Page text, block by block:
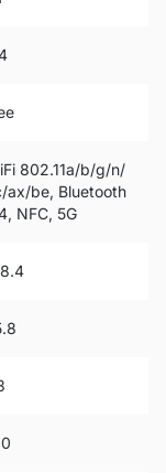
802.11a/b/g/n/
ax/be, Bluetooth
NFC, 5G